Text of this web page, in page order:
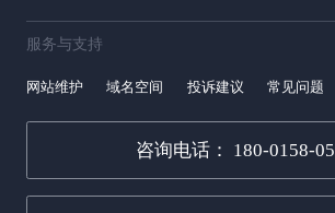
服务与支持
网站维护 域名空间 投诉建议 常见问题
咨询电话： 180-0158-